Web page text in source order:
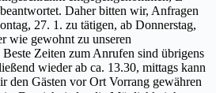
Daher bitten wir, Anfragen
27. 1. zu tätigen, ab Donnerstag,
wie gewohnt zu unseren
Zeiten zum Anrufen sind übrigens
wieder ab ca. 13.30, mittags kann
den Gästen vor Ort Vorrang gewähren